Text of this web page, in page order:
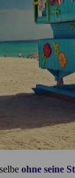
ohne seine